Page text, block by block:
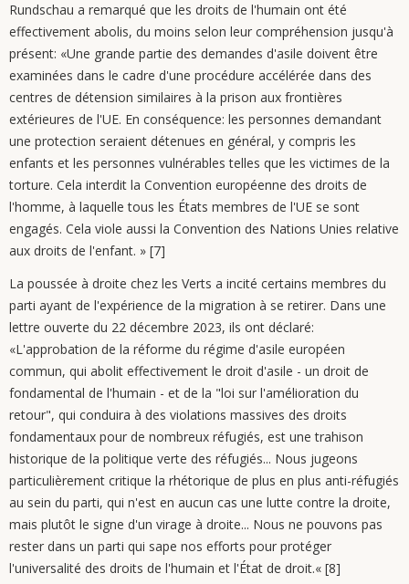
Rundschau a remarqué que les droits de l'humain ont été
effectivement abolis, du moins selon leur compréhension jusqu'à
présent: «Une grande partie des demandes d'asile doivent être
examinées dans le cadre d'une procédure accélérée dans des
centres de détension similaires à la prison aux frontières
extérieures de l'UE. En conséquence: les personnes demandant
une protection seraient détenues en général, y compris les
enfants et les personnes vulnérables telles que les victimes de la
torture. Cela interdit la Convention européenne des droits de
l'homme, à laquelle tous les États membres de l'UE se sont
engagés. Cela viole aussi la Convention des Nations Unies relative
aux droits de l'enfant. » [7]
La poussée à droite chez les Verts a incité certains membres du
parti ayant de l'expérience de la migration à se retirer. Dans une
lettre ouverte du 22 décembre 2023, ils ont déclaré:
«L'approbation de la réforme du régime d'asile européen
commun, qui abolit effectivement le droit d'asile - un droit de
fondamental de l'humain - et de la "loi sur l'amélioration du
retour", qui conduira à des violations massives des droits
fondamentaux pour de nombreux réfugiés, est une trahison
historique de la politique verte des réfugiés... Nous jugeons
particulièrement critique la rhétorique de plus en plus anti-réfugiés
au sein du parti, qui n'est en aucun cas une lutte contre la droite,
mais plutôt le signe d'un virage à droite... Nous ne pouvons pas
rester dans un parti qui sape nos efforts pour protéger
l'universalité des droits de l'humain et l'État de droit.« [8]